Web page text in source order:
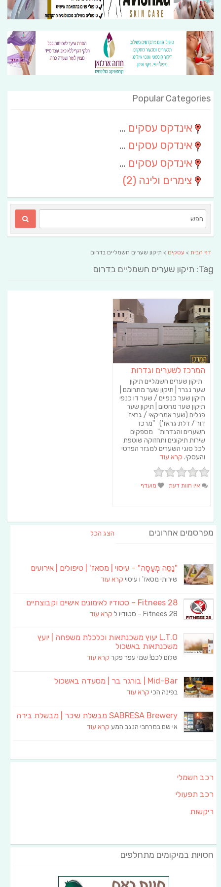
Popular Categories
אינדקס עסקים מרחבי
אינדקס עסקים חבל שלום
אינדקס עסקים ארצי
צימרים ולינה (2)
דף הבית > עסקים > תיקון שערים חשמליים בדרום
Tag: תיקון שערים חשמליים בדרום
המרכז לשערים וגדרות
תיקון שערים חשמליים תיקון
שער נגרר | תיקון שער מתרומם |
תיקון שער כנפיים / שער דו כנפי
תיקון שער מחסום | תיקון שער
פנלים (שער אמריקאי / גראז'
דור / דלת גראז') "מרכז
השערים והגדרות" מספקים
שירות תיקונים ותחזוקה שוטפת
לכל סוגי השערים למגזר הפרטי
והעסקי. קרא עוד
אין חוות דעת מועדף
מפרסמים אחרונים הצג הכל
"נַסֵּה מְעַסֶּה" – עיסוי | מסאז' | טיפולים | אירועים
שירותי מסאז' ו עיסוי קרא עוד
Fitnees 28 – סטודיו לאימונים אישיים וקבוצתיים
Fitnees 28 – סטודיו ל קרא עוד
L.T.O יעוץ משכנתאות וכלכלת משפחה | יועץ
משכנתאות באשכול
שלום לכם! שמי עפר פקר קרא עוד
Mid-Bar | בורגר בר | מסעדה באשכול
בפינה הכי קרא עוד
SABRESA Brewery מבשלת שיכר | מבשלת בירה
אי שם במרחבי הנגב המע קרא עוד
רכב חשמלי
רכב תפעולי
ריקשות
חסויות במיקומים מתחלפים